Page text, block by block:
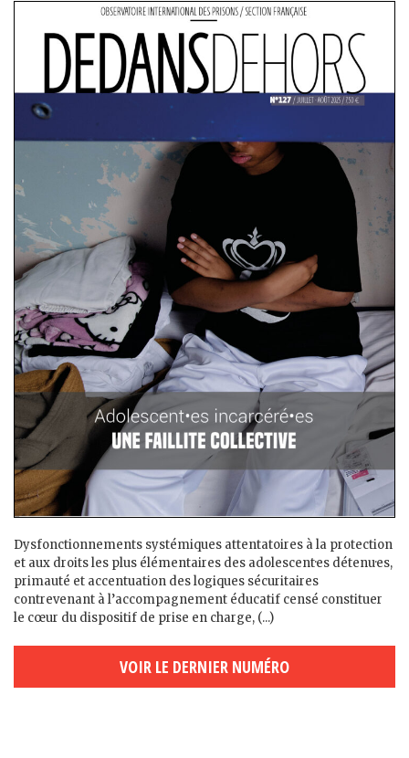
Dysfonctionnements systémiques attentatoires à la protection
et aux droits les plus élémentaires des adolescent·es détenu·es,
primauté et accentuation des logiques sécuritaires
contrevenant à l’accompagnement éducatif censé constituer
le cœur du dispositif de prise en charge, (...)
VOIR LE DERNIER NUMÉRO